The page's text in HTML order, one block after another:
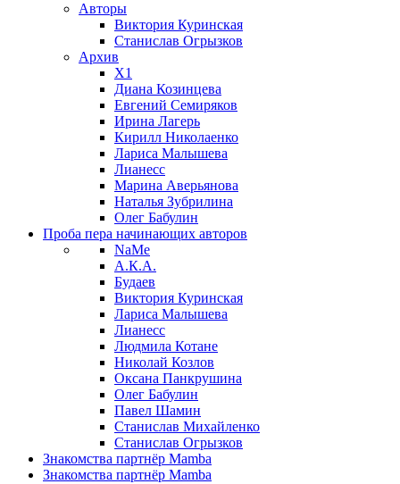
Авторы
Виктория Куринская
Станислав Огрызков
Архив
X1
Диана Козинцева
Евгений Семиряков
Ирина Лагерь
Кирилл Николаенко
Лариса Малышева
Лианесс
Марина Аверьянова
Наталья Зубрилина
Олег Бабулин
Проба пера начинающих авторов
NaMe
А.К.А.
Будаев
Виктория Куринская
Лариса Малышева
Лианесс
Людмила Котане
Николай Козлов
Оксана Панкрушина
Олег Бабулин
Павел Шамин
Станислав Михайленко
Станислав Огрызков
Знакомства партнёр Mamba
Знакомства партнёр Mamba